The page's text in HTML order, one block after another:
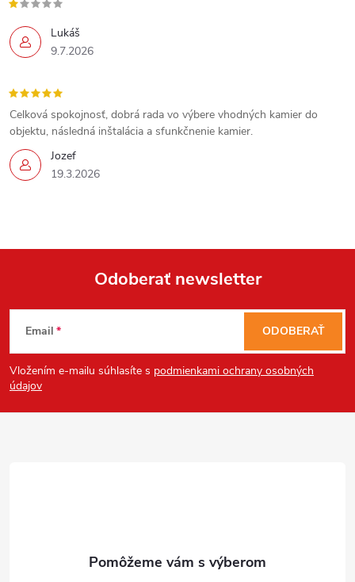
Lukáš
9.7.2026
Jozef
19.3.2026
Celková spokojnosť, dobrá rada vo výbere vhodných kamier do
objektu, následná inštalácia a sfunkčnenie kamier.
Z
á
p
Odoberať newsletter
Email
Vložením e-mailu súhlasíte s podmienkami ochrany osobných
údajov
ODOBERAŤ